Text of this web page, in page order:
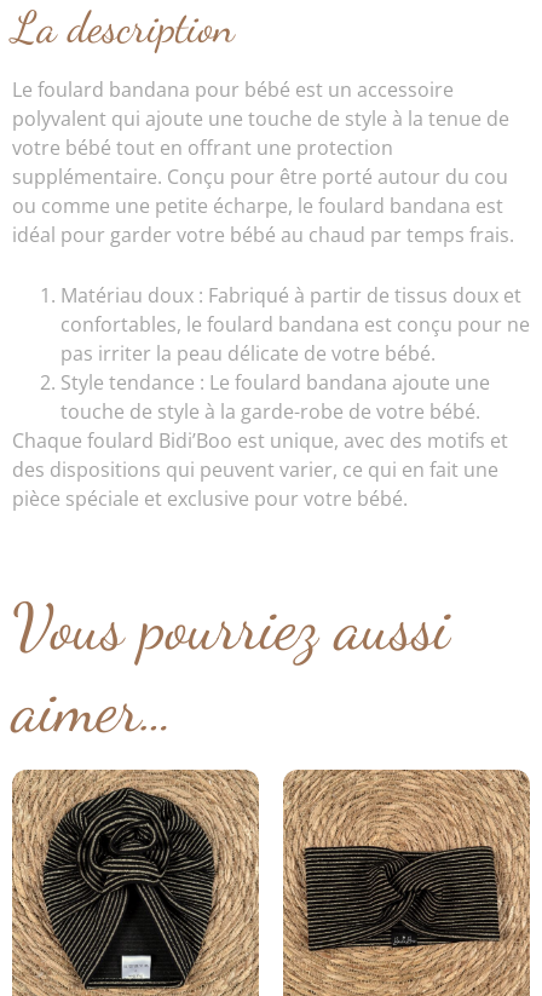
La description
Le foulard bandana pour bébé est un accessoire
polyvalent qui ajoute une touche de style à la tenue de
votre bébé tout en offrant une protection
supplémentaire. Conçu pour être porté autour du cou
ou comme une petite écharpe, le foulard bandana est
idéal pour garder votre bébé au chaud par temps frais.
Matériau doux : Fabriqué à partir de tissus doux et
confortables, le foulard bandana est conçu pour ne
pas irriter la peau délicate de votre bébé.
Style tendance : Le foulard bandana ajoute une
touche de style à la garde-robe de votre bébé.
Chaque foulard Bidi’Boo est unique, avec des motifs et
des dispositions qui peuvent varier, ce qui en fait une
pièce spéciale et exclusive pour votre bébé.
Vous pourriez aussi
aimer…